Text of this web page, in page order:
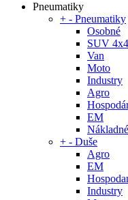
Pneumatiky
+ - Pneumatiky
Osobné
SUV 4x4
Van
Moto
Industry
Agro
EM
Nákladné
+ - Duše
Agro
EM
Industry